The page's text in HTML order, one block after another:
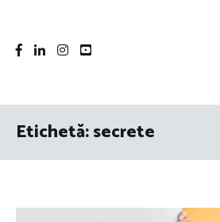
Etichetă:secrete